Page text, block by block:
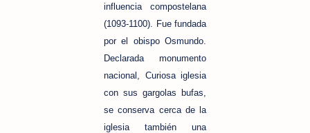
influencia compostelana
(1093-1100). Fue fundada
por el obispo Osmundo.
Declarada monumento
nacional, Curiosa iglesia
con sus gargolas bufas,
se conserva cerca de la
iglesia también una